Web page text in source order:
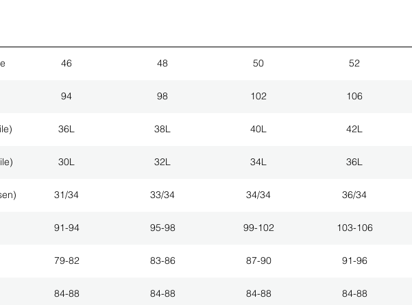
46 48 50 52
94 98 102 106
36L 38L 40L 42L
30L 32L 34L 36L
31/34 33/34 34/34 36/34
91-94 95-98 99-102 103-106
79-82 83-86 87-90 91-96
84-88 84-88 84-88 84-88